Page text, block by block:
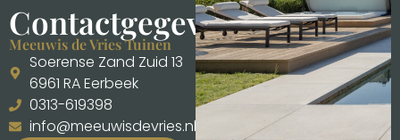
Contactgegevens
Meeuwis de Vries Tuinen
Soerense Zand Zuid 13
6961 RA Eerbeek
0313-619398
info@meeuwisdevries.nl